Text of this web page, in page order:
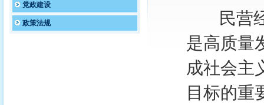
党政建设
政策法规
民营经
是高质量
成社会主
目标的重